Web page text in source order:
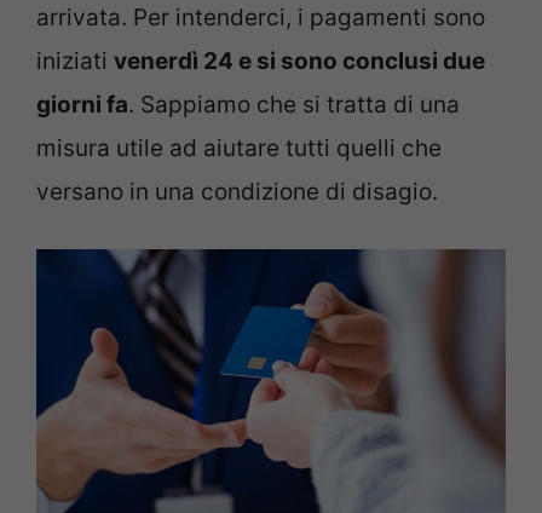
arrivata. Per intenderci, i pagamenti sono
iniziati venerdì 24 e si sono conclusi due
giorni fa. Sappiamo che si tratta di una
misura utile ad aiutare tutti quelli che
versano in una condizione di disagio.